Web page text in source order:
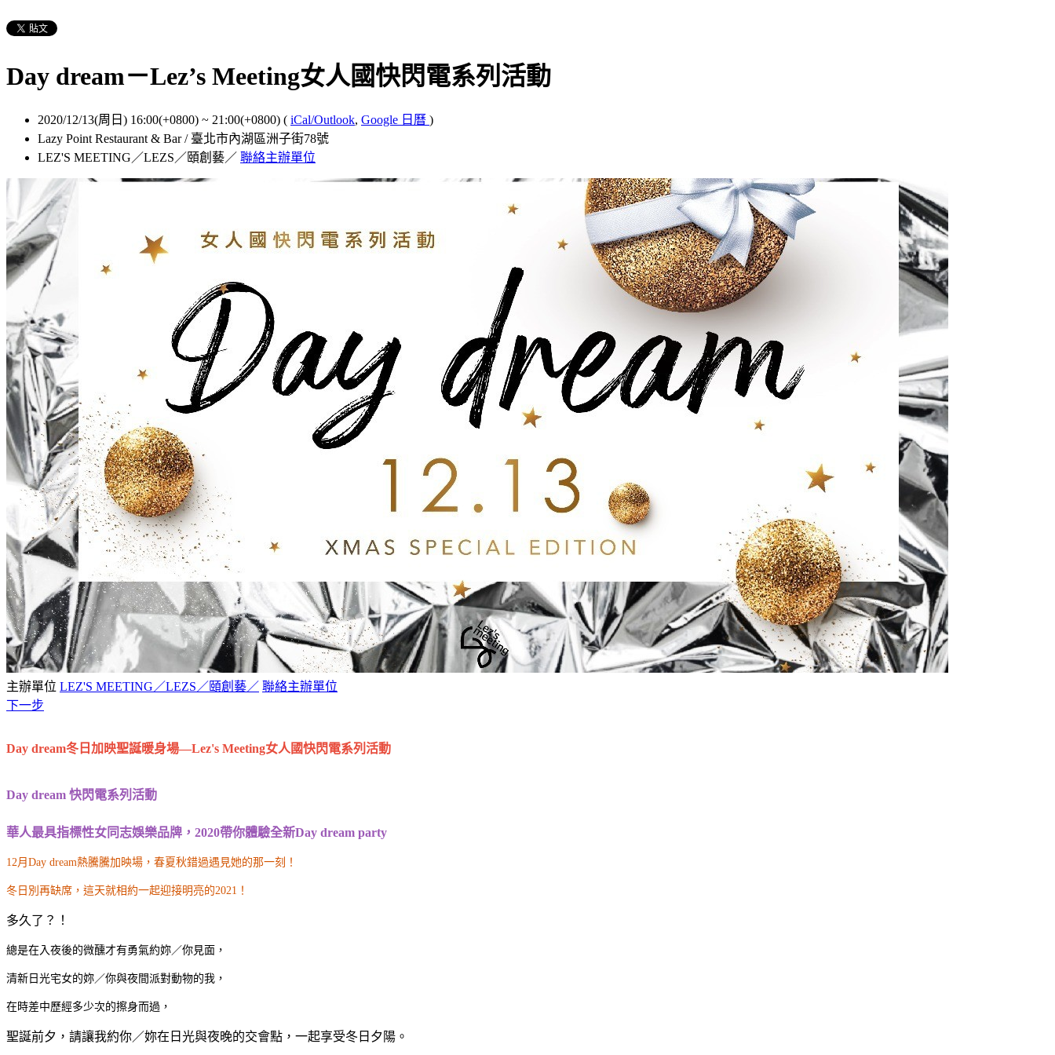
Day dream－Lez’s Meeting女人國快閃電系列活動
2020/12/13(周日) 16:00(+0800) ~ 21:00(+0800) ( iCal/Outlook, Google 日曆 )
Lazy Point Restaurant & Bar / 臺北市內湖區洲子街78號
LEZ'S MEETING／LEZS／頤創藝／ 聯絡主辦單位
主辦單位 LEZ'S MEETING／LEZS／頤創藝／ 聯絡主辦單位
下一步
Day dream冬日加映聖誕暖身場—Lez's Meeting女人國快閃電系列活動
Day dream 快閃電系列活動
華人最具指標性女同志娛樂品牌，2020帶你體驗全新Day dream party
12月Day dream熱騰騰加映場，春夏秋錯過遇見她的那一刻！
冬日別再缺席，這天就相約一起迎接明亮的2021！
多久了？！
總是在入夜後的微醺才有勇氣約妳／你見面，
清新日光宅女的妳／你與夜間派對動物的我，
在時差中歷經多少次的擦身而過，
聖誕前夕，請讓我約你／妳在日光與夜晚的交會點，一起享受冬日夕陽。